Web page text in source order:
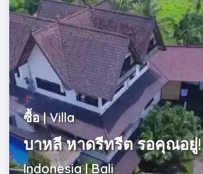
ซื้อ | Villa
บาหลี หาดรีทรีต รอคุณอยู่!
Indonesia | Bali